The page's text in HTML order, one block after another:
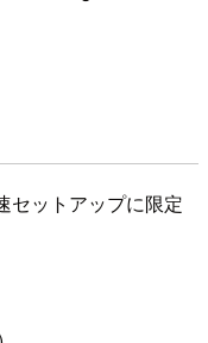
セットアップに限定